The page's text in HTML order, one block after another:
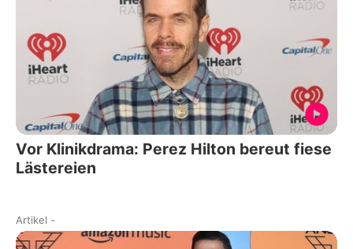
Vor Klinikdrama: Perez Hilton bereut fiese
Lästereien
Artikel -